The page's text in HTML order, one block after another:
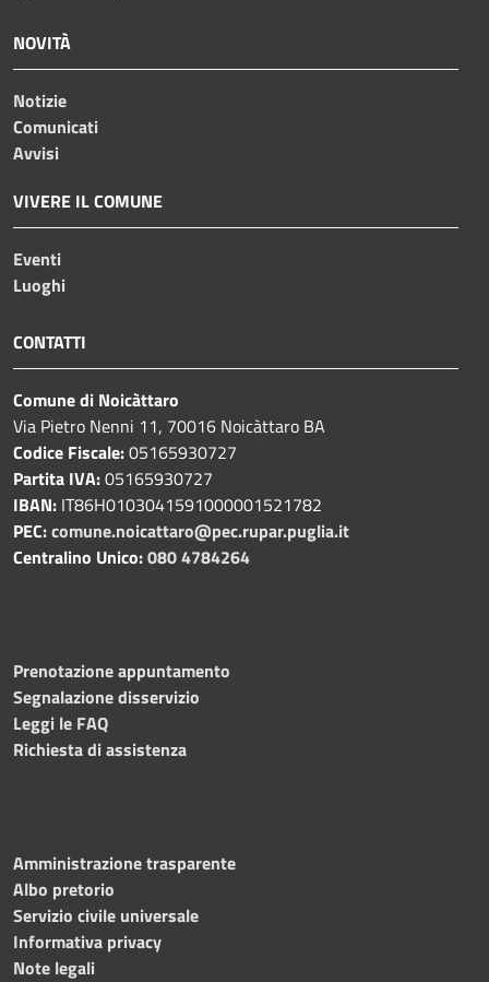
NOVITÀ
Notizie
Comunicati
Avvisi
VIVERE IL COMUNE
Eventi
Luoghi
CONTATTI
Comune di Noicàttaro
Via Pietro Nenni 11, 70016 Noicàttaro BA
Codice Fiscale:05165930727
Partita IVA:05165930727
IBAN: IT86H0103041591000001521782
PEC:comune.noicattaro@pec.rupar.puglia.it
Centralino Unico:080 4784264
Prenotazione appuntamento
Segnalazione disservizio
Leggi le FAQ
Richiesta di assistenza
Amministrazione trasparente
Albo pretorio
Servizio civile universale
Informativa privacy
Note legali